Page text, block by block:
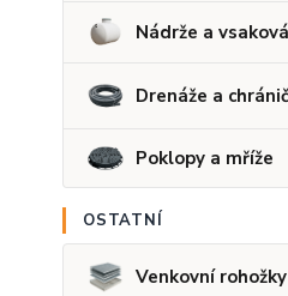
Nádrže a
Drenáže a
Poklopy a mříže
OSTATNÍ
Venkovní rohožky